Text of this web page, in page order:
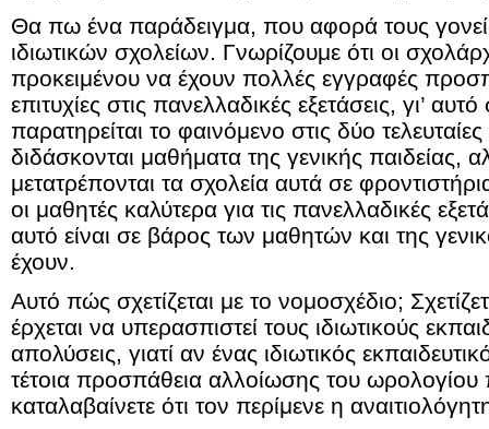
Θα πω ένα παράδειγμα, που αφορά τους
ιδιωτικών σχολείων. Γνωρίζουμε ότι οι
προκειμένου να έχουν πολλές εγγραφές
επιτυχίες στις πανελλαδικές εξετάσεις, γι’
παρατηρείται το φαινόμενο στις δύο
διδάσκονται μαθήματα της γενικής παιδείας,
μετατρέπονται τα σχολεία αυτά σε
οι μαθητές καλύτερα για τις πανελλαδικές
αυτό είναι σε βάρος των μαθητών και της
έχουν.
Αυτό πώς σχετίζεται με το νομοσχέδιο;
έρχεται να υπερασπιστεί τους ιδιωτικούς
απολύσεις, γιατί αν ένας ιδιωτικός
τέτοια προσπάθεια αλλοίωσης του
καταλαβαίνετε ότι τον περίμενε η